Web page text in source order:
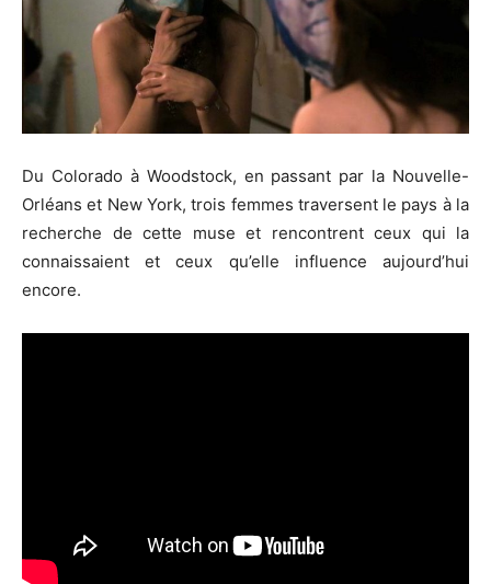
Du Colorado à Woodstock, en passant par la Nouvelle-
Orléans et New York, trois femmes traversent le pays à la
recherche de cette muse et rencontrent ceux qui la
connaissaient et ceux qu’elle influence aujourd’hui
encore.